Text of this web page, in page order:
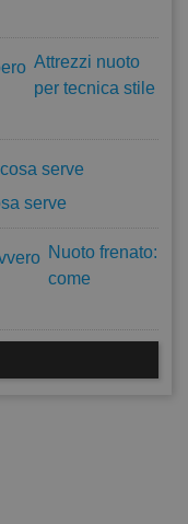
Attrezzi nuoto
per tecnica stile
serve
Nuoto frenato:
come